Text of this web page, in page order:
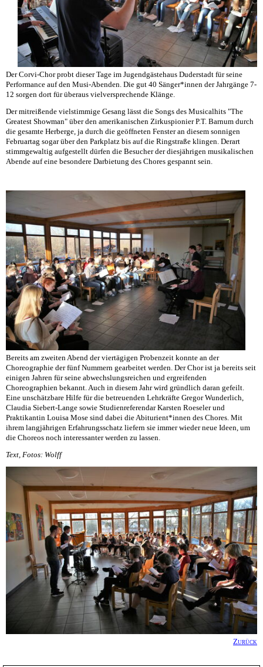
Der Corvi-Chor probt dieser Tage im Jugendgästehaus Duderstadt für seine
Performance auf den Musi-Abenden. Die gut 40 Sänger*innen der Jahrgänge 7-
12 sorgen dort für überaus vielversprechende Klänge.
Der mitreißende vielstimmige Gesang lässt die Songs des Musicalhits "The
Greatest Showman" über den amerikanischen Zirkuspionier P.T. Barnum durch
die gesamte Herberge, ja durch die geöffneten Fenster an diesem sonnigen
Februartag sogar über den Parkplatz bis auf die Ringstraße klingen. Derart
stimmgewaltig aufgestellt dürfen die Besucher der diesjährigen musikalischen
Abende auf eine besondere Darbietung des Chores gespannt sein.
Bereits am zweiten Abend der viertägigen Probenzeit konnte an der
Choreographie der fünf Nummern gearbeitet werden. Der Chor ist ja bereits seit
einigen Jahren für seine abwechslungsreichen und ergreifenden
Choreographien bekannt. Auch in diesem Jahr wird gründlich daran gefeilt.
Eine unschätzbare Hilfe für die betreuenden Lehrkräfte Gregor Wunderlich,
Claudia Siebert-Lange sowie Studienreferendar Karsten Roeseler und
Praktikantin Louisa Mose sind dabei die Abiturient*innen des Chores. Mit
ihrem langjährigen Erfahrungsschatz liefern sie immer wieder neue Ideen, um
die Choreos noch interessanter werden zu lassen.
Text, Fotos: Wolff
Zurück